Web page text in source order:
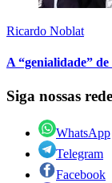
Ricardo Noblat
A “genialidade”
Siga nossas
WhatsApp
Telegram
Facebook